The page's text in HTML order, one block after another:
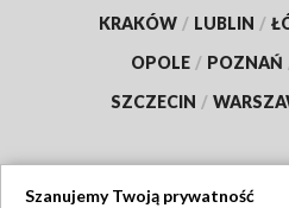
KRAKÓW / LUBLIN /
OPOLE / POZNAŃ
SZCZECIN /
Szanujemy Twoją prywatność